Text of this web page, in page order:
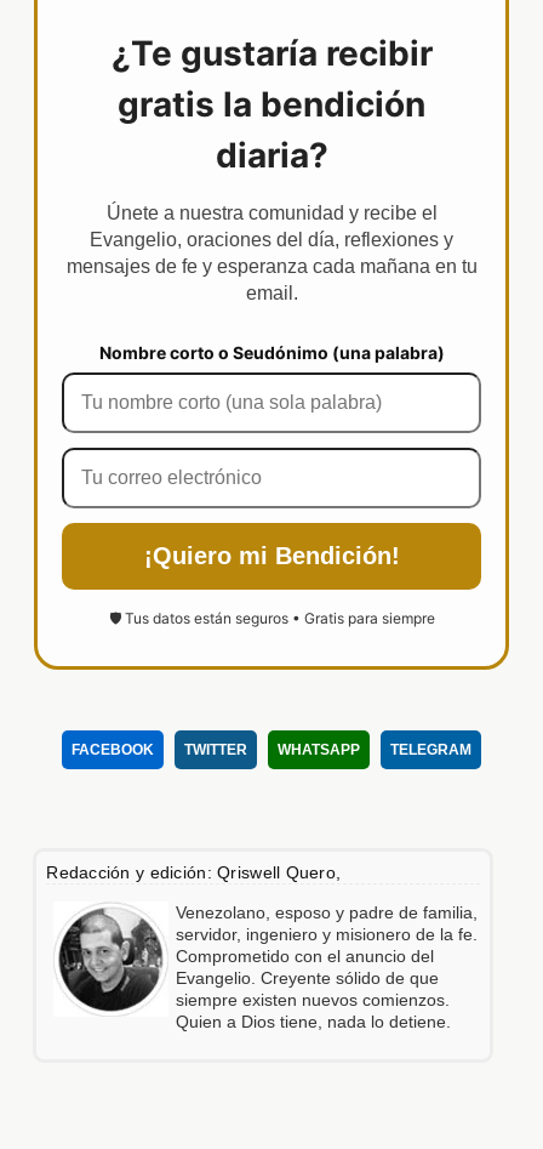
¿Te gustaría recibir
gratis la bendición
diaria?
Únete a nuestra comunidad y recibe el
Evangelio, oraciones del día, reflexiones y
mensajes de fe y esperanza cada mañana en tu
email.
Nombre corto o Seudónimo (una palabra)
¡Quiero mi Bendición!
🛡️ Tus datos están seguros • Gratis para siempre
FACEBOOK TWITTER WHATSAPP TELEGRAM
Redacción y edición: Qriswell Quero,
Venezolano, esposo y padre de familia,
servidor, ingeniero y misionero de la fe.
Comprometido con el anuncio del
Evangelio. Creyente sólido de que
siempre existen nuevos comienzos.
Quien a Dios tiene, nada lo detiene.